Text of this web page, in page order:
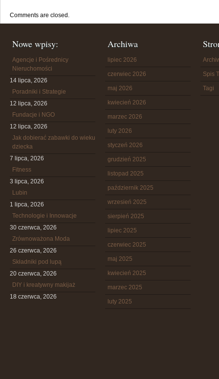
Comments are closed.
Nowe wpisy:
Agencje i Pośrednicy
Nieruchomości
14 lipca, 2026
Poradniki i Strategie
12 lipca, 2026
Fundacje i NGO
12 lipca, 2026
Jak dobierać zabawki do wieku
dziecka
7 lipca, 2026
Fitness
3 lipca, 2026
Lubin
1 lipca, 2026
Technologie i Innowacje
30 czerwca, 2026
Zrównoważona Moda
26 czerwca, 2026
Składniki pod lupą
20 czerwca, 2026
DIY i kreatywny makijaż
18 czerwca, 2026
Archiwa
lipiec 2026
czerwiec 2026
maj 2026
kwiecień 2026
marzec 2026
luty 2026
styczeń 2026
grudzień 2025
listopad 2025
październik 2025
wrzesień 2025
sierpień 2025
lipiec 2025
czerwiec 2025
maj 2025
kwiecień 2025
marzec 2025
luty 2025
Spis
Tagi